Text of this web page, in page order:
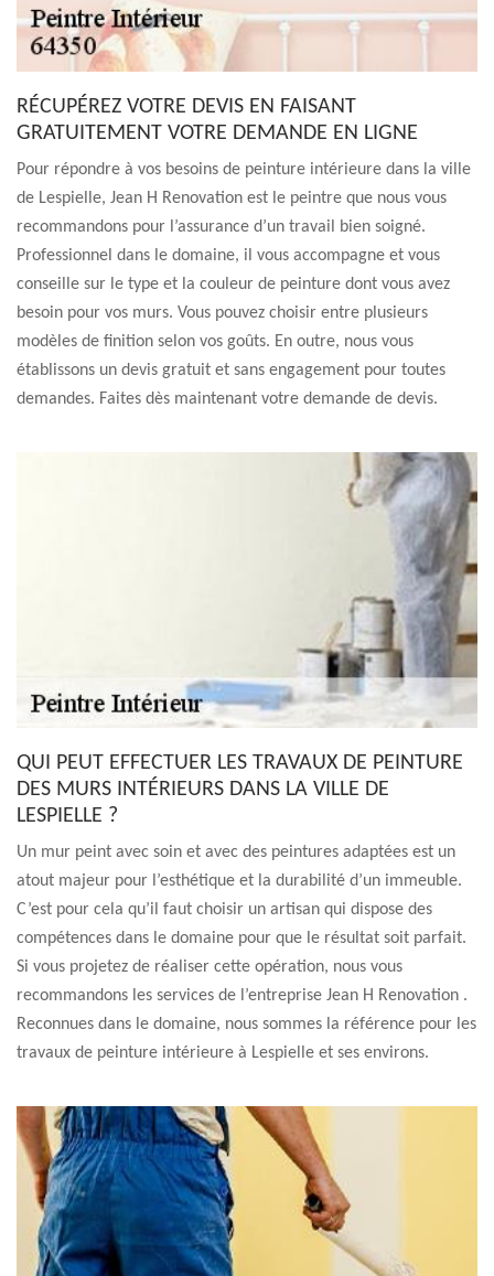
RÉCUPÉREZ VOTRE DEVIS EN FAISANT
GRATUITEMENT VOTRE DEMANDE EN LIGNE
Pour répondre à vos besoins de peinture intérieure dans la ville
de Lespielle, Jean H Renovation est le peintre que nous vous
recommandons pour l’assurance d’un travail bien soigné.
Professionnel dans le domaine, il vous accompagne et vous
conseille sur le type et la couleur de peinture dont vous avez
besoin pour vos murs. Vous pouvez choisir entre plusieurs
modèles de finition selon vos goûts. En outre, nous vous
établissons un devis gratuit et sans engagement pour toutes
demandes. Faites dès maintenant votre demande de devis.
QUI PEUT EFFECTUER LES TRAVAUX DE PEINTURE
DES MURS INTÉRIEURS DANS LA VILLE DE
LESPIELLE ?
Un mur peint avec soin et avec des peintures adaptées est un
atout majeur pour l’esthétique et la durabilité d’un immeuble.
C’est pour cela qu’il faut choisir un artisan qui dispose des
compétences dans le domaine pour que le résultat soit parfait.
Si vous projetez de réaliser cette opération, nous vous
recommandons les services de l’entreprise Jean H Renovation .
Reconnues dans le domaine, nous sommes la référence pour les
travaux de peinture intérieure à Lespielle et ses environs.